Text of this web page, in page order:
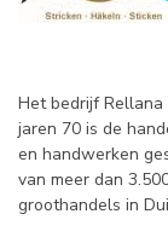
Het bedrijf
jaren 70 is de
en handwerken
van meer dan
groothandels in